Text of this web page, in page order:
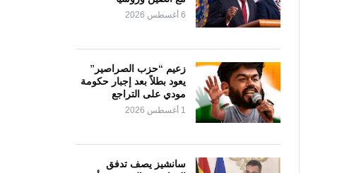
6 أغسطس 2026
زعيم “حزب الصراصير”
يعود بطلاً بعد إجبار حكومة
مودي على التراجع
1 أغسطس 2026
سانشيز يصف تدفق